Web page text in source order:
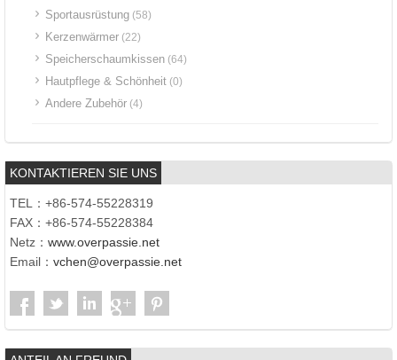
Sportausrüstung (58)
Kerzenwärmer (22)
Speicherschaumkissen (64)
Hautpflege & Schönheit (0)
Andere Zubehör (4)
KONTAKTIEREN SIE UNS
TEL：+86-574-55228319
FAX：+86-574-55228384
Netz： www.overpassie.net
Email： vchen@overpassie.net